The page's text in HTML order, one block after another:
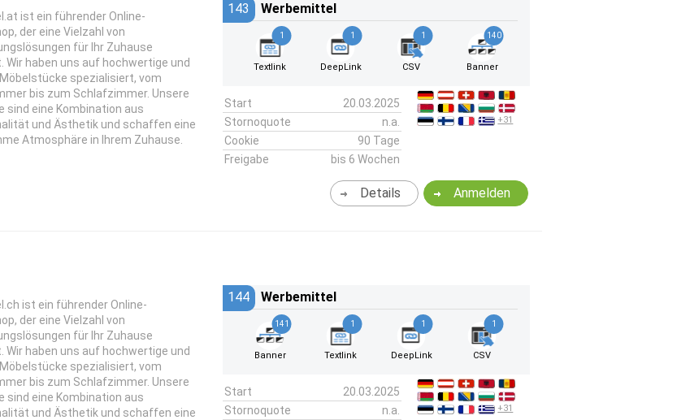
ist ein führender Online-
der eine Vielzahl von
für Ihr Zuhause
Wir haben uns auf hochwertige und
spezialisiert, vom
bis zum Schlafzimmer. Unsere
sind eine Kombination aus
und Ästhetik und schaffen eine
Atmosphäre in Ihrem Zuhause.
143 Werbemittel
1
Textlink
1
DeepLink
1
CSV
140
Banner
Start
20.03.2025
Stornoquote
n.a.
Cookie
90 Tage
Freigabe
bis 6 Wochen
+31
Anmelden
Details
ist ein führender Online-
der eine Vielzahl von
für Ihr Zuhause
Wir haben uns auf hochwertige und
spezialisiert, vom
bis zum Schlafzimmer. Unsere
sind eine Kombination aus
und Ästhetik und schaffen eine
144 Werbemittel
141
Banner
1
Textlink
1
DeepLink
1
CSV
Start
20.03.2025
Stornoquote
n.a.
+31